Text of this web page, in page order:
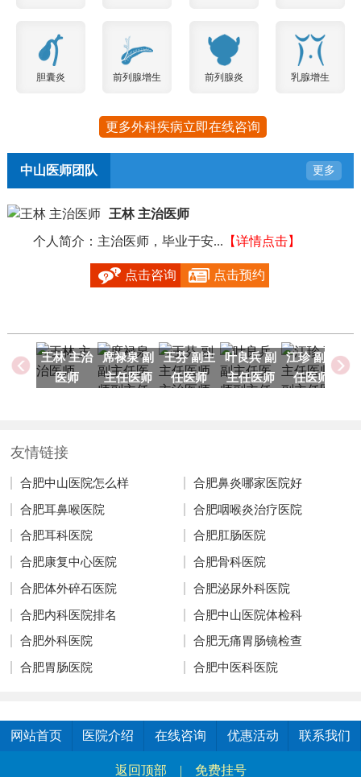
胆囊炎 前列腺增生 前列腺炎 乳腺增生
更多外科疾病立即在线咨询
中山医师团队 更多
王林 主治医师
个人简介：主治医师，毕业于安... 【详情点击】
点击咨询 点击预约
王林 主治
医师
席禄泉 副
主任医师
王芬 副主
任医师
叶良兵 副
主任医师
江珍 副主
任医师
友情链接
合肥中山医院怎么样 合肥鼻炎哪家医院好
合肥耳鼻喉医院 合肥咽喉炎治疗医院
合肥耳科医院 合肥肛肠医院
合肥康复中心医院 合肥骨科医院
合肥体外碎石医院 合肥泌尿外科医院
合肥内科医院排名 合肥中山医院体检科
合肥外科医院 合肥无痛胃肠镜检查
合肥胃肠医院 合肥中医科医院
网站首页 医院介绍 在线咨询 优惠活动 联系我们
返回顶部 | 免费挂号